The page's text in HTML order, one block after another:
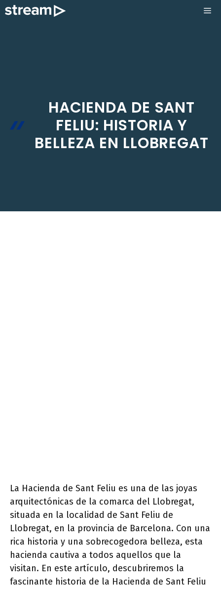
Saltar
HACIENDA DE SANT
FELIU: HISTORIA Y
BELLEZA EN LLOBREGAT
La Hacienda de Sant Feliu es una de las joyas
arquitectónicas de la comarca del Llobregat,
situada en la localidad de Sant Feliu de
Llobregat, en la provincia de Barcelona. Con una
rica historia y una sobrecogedora belleza, esta
hacienda cautiva a todos aquellos que la
visitan. En este artículo, descubriremos la
fascinante historia de la Hacienda de Sant Feliu